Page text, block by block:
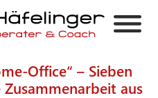
Office“ – Sieben
aus